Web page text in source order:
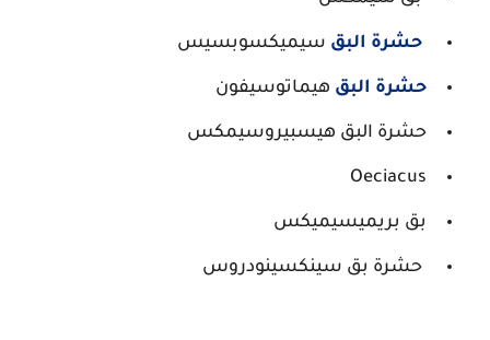
حشرة البق سيميكسوبسيس
حشرة البق هيماتوسيفون
حشرة البق هيسبيروسيمكس
Oeciacus
بق بريميسيميكس
حشرة بق سينكسينودروس